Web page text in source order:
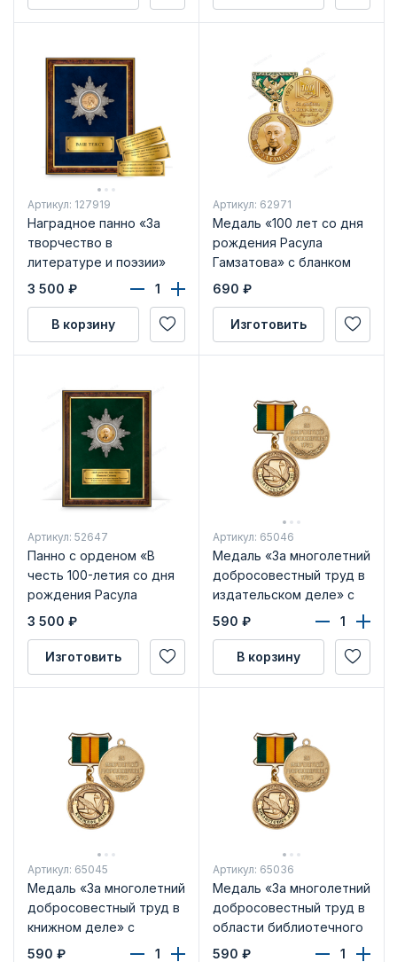
Артикул: 127919
Наградное панно «За
творчество в
литературе и поэзии»
3 500 ₽
В корзину
Артикул: 62971
Медаль «100 лет со дня
рождения Расула
Гамзатова» с бланком
удостоверения
690 ₽
Изготовить
Артикул: 52647
Панно с орденом «В
честь 100-летия со дня
рождения Расула
Гамзатова»
3 500 ₽
Изготовить
Артикул: 65046
Медаль «За многолетний
добросовестный труд в
издательском деле» с
бланком удостоверения
590 ₽
В корзину
Артикул: 65045
Медаль «За многолетний
добросовестный труд в
книжном деле» с
бланком удостоверения
590 ₽
Артикул: 65036
Медаль «За многолетний
добросовестный труд в
области библиотечного
дела» с бл.уд
590 ₽